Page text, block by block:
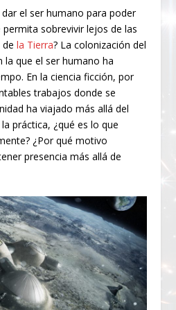
el ser humano para poder
sobrevivir lejos de las
dela Tierra? La colonización del
la que el ser humano ha
En la ciencia ficción, por
trabajos donde se
ha viajado más allá del
práctica, ¿qué es lo que
¿Por qué motivo
presencia más allá de